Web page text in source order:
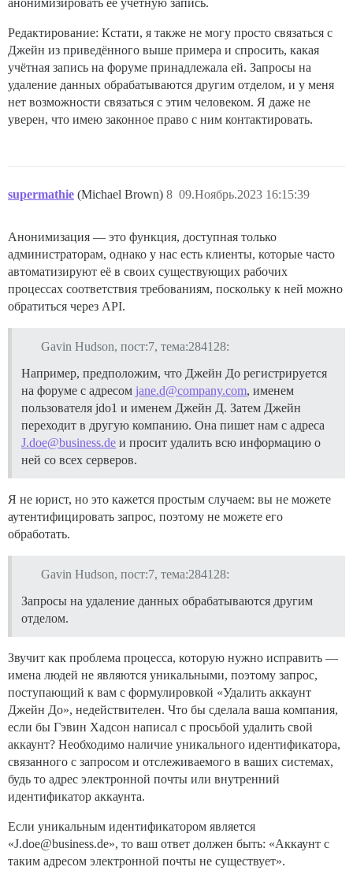
анонимизировать её учётную запись.
Редактирование: Кстати, я также не могу просто связаться с
Джейн из приведённого выше примера и спросить, какая
учётная запись на форуме принадлежала ей. Запросы на
удаление данных обрабатываются другим отделом, и у меня
нет возможности связаться с этим человеком. Я даже не
уверен, что имею законное право с ним контактировать.
supermathie (Michael Brown) 09.Ноябрь.2023 16:15:39
8
Анонимизация — это функция, доступная только
администраторам, однако у нас есть клиенты, которые часто
автоматизируют её в своих существующих рабочих
процессах соответствия требованиям, поскольку к ней можно
обратиться через API.
Gavin Hudson, пост:7, тема:284128:
Например, предположим, что Джейн До регистрируется
на форуме с адресом jane.d@company.com, именем
пользователя jdo1 и именем Джейн Д. Затем Джейн
переходит в другую компанию. Она пишет нам с адреса
J.doe@business.de и просит удалить всю информацию о
ней со всех серверов.
Я не юрист, но это кажется простым случаем: вы не можете
аутентифицировать запрос, поэтому не можете его
обработать.
Gavin Hudson, пост:7, тема:284128:
Запросы на удаление данных обрабатываются другим
отделом.
Звучит как проблема процесса, которую нужно исправить —
имена людей не являются уникальными, поэтому запрос,
поступающий к вам с формулировкой «Удалить аккаунт
Джейн До», недействителен. Что бы сделала ваша компания,
если бы Гэвин Хадсон написал с просьбой удалить свой
аккаунт? Необходимо наличие уникального идентификатора,
связанного с запросом и отслеживаемого в ваших системах,
будь то адрес электронной почты или внутренний
идентификатор аккаунта.
Если уникальным идентификатором является
«J.doe@business.de», то ваш ответ должен быть: «Аккаунт с
таким адресом электронной почты не существует».